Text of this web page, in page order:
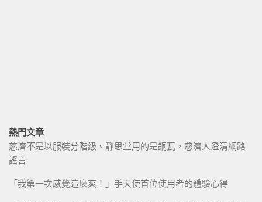
熱門文章
慈濟不是以服裝分階級、靜思堂用的是銅瓦，慈濟人澄清網路
謠言
「我第一次感覺這麼爽！」手天使首位使用者的體驗心得